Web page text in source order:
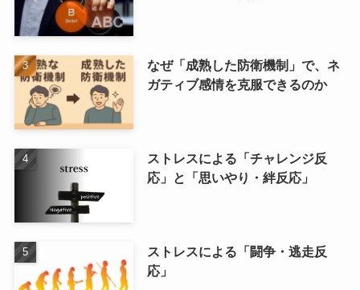
なぜ「成熟した防衛機制」で、ネ
ガティブ感情を克服できるのか
ストレスによる「チャレンジ反
応」と「思いやり・絆反応」
ストレスによる「闘争・逃走反
応」